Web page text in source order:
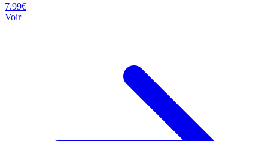
7.99€
Voir